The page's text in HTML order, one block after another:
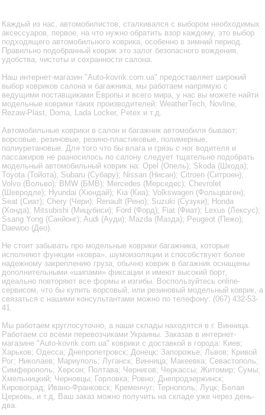
Каждый из нас, автомобилистов, сталкивался с выбором необходимых
аксессуаров, первое, на что нужно обратить взор каждому, это выбор
подходящего автомобильного коврика, особенно в зимний период.
Правильно подобранный коврик это залог безопасного вождения,
удобства, чистоты и сохранности салона.
Наш интернет-магазин "Auto-kovrik.com.ua" предоставляет широкий
выбор ковриков салона и багажника, мы работаем напрямую с
ведущими поставщиками Европы и всего мира, у нас вы можете найти
модельные коврики таких производителей: WeatherTech, Novline,
Rezaw-Plast, Doma, Lada Locker, Petex и т.д.
Автомобильные коврики в салон и багажник автомобиля бывают:
ворсовые, резиновые, резино-пластиковые, полимерные,
полиуретановые. Для того что бы влага и грязь с ног водителя и
пассажиров не разносилось по салону следует тщательно подобрать
модельный автомобильный коврик на: Opel (Опель); Skoda (Шкода);
Toyota (Тойота); Subaru (Субару); Nissan (Нисан); Citroen (Ситроен);
Volvo (Вольво); BMW (БМВ); Mercedes (Мерседес); Chevrolet
(Шевродле); Hyundai (Хюндай); Kia (Киа); Volkswagen (Фольцваген);
Seat (Сиат); Chery (Чери); Renault (Рено); Suzuki (Сузуки); Honda
(Хонда); Mitsubishi (Мицубиси); Ford (Форд); Fiat (Фиат); Lexus (Лексус);
Ssang Yong (Санйонг); Audi (Ауди); Mazda (Мазда); Peugeot (Пежо);
Daewoo (Део).
Не стоит забывать про модельные коврики багажника, которые
исполняют функции «ковра», шумоизоляции и способствуют более
надежному закреплению груза, обычно коврик в багажник оснащены
дополнительными «шипами» фиксации и имеют высокий борт,
идеально повторяют все формы и изгибы. Воспользуйтесь online-
сервисом, что бы купить ворсовый, или резиновый модельный коврик, а
связаться с нашими консультантами можно по телефону: (067) 432-53-
41.
Мы работаем круглосуточно, а наши склады находятся в г. Винница.
Работаем со всеми перевозчиками Украины. Заказав в интернет-
магазине "Auto-kovrik.com.ua" коврики с доставкой в города: Киев;
Харьков; Одесса; Днепропетровск; Донецк; Запорожье; Львов; Кривой
Рог; Николаев; Мариуполь; Луганск; Винница; Макеевка; Севастополь;
Симферополь; Херсон; Полтава; Чернигов; Черкассы; Житомир; Сумы;
Хмельницкий; Черновцы; Горловка; Ровно; Днепродзержинск;
Кировоград; Ивано-Франковск; Кременчуг; Тернополь; Луцк; Белая
Церковь, и т.д, Ваш заказ можно получить на складе уже через день-
два.